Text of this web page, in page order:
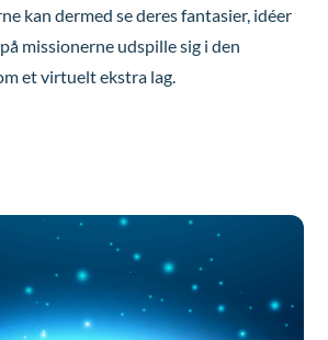
kan dermed se deres fantasier, idéer
missionerne udspille sig i den
et virtuelt ekstra lag.